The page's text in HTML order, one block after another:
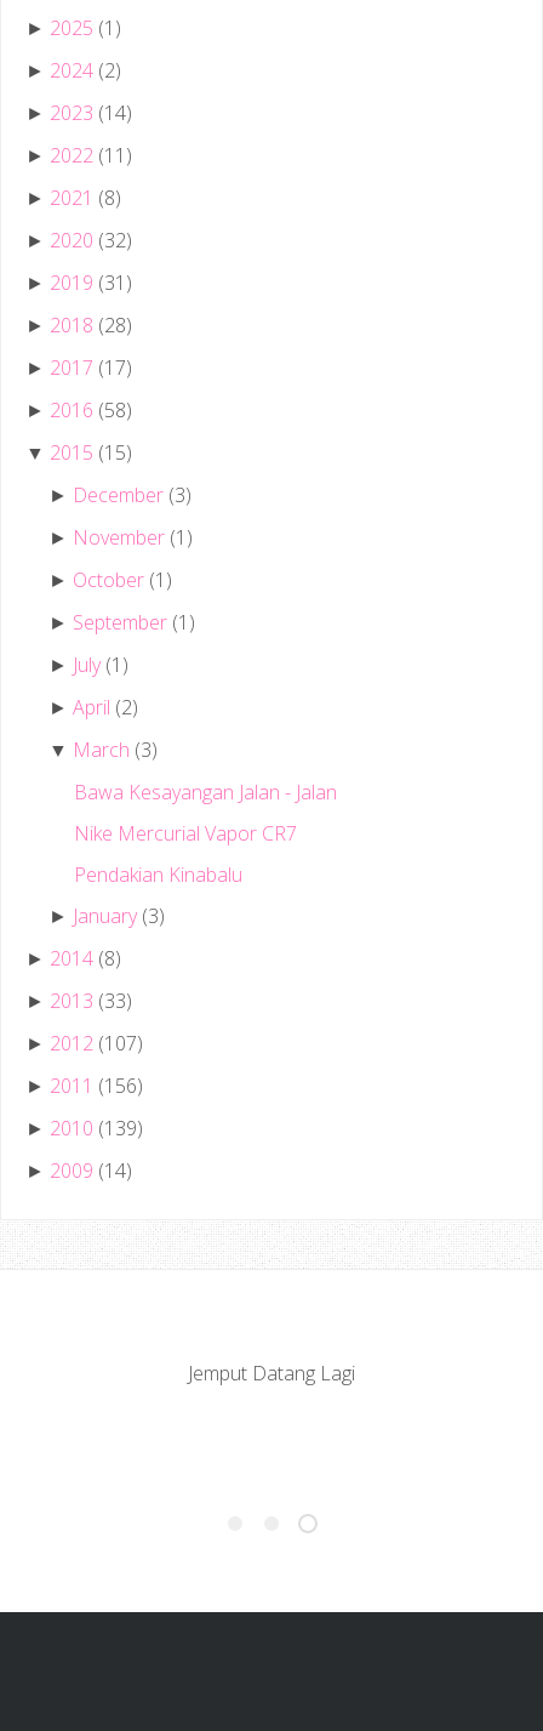
► 2025 (1)
► 2024 (2)
► 2023 (14)
► 2022 (11)
► 2021 (8)
► 2020 (32)
► 2019 (31)
► 2018 (28)
► 2017 (17)
► 2016 (58)
▼ 2015 (15)
► December (3)
► November (1)
► October (1)
► September (1)
► July (1)
►April (2)
▼ March (3)
Bawa Kesayangan Jalan - Jalan
Nike Mercurial Vapor CR7
Pendakian Kinabalu
► January (3)
► 2014 (8)
► 2013 (33)
► 2012 (107)
► 2011 (156)
► 2010 (139)
► 2009 (14)
Best, Baguslah! Tak Best, Sabo Je